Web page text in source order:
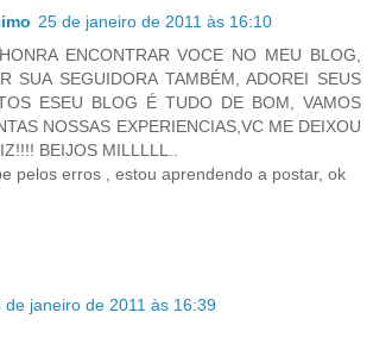
25 de janeiro de 2011 às 16:10
ENCONTRAR VOCE NO MEU BLOG,
SUA SEGUIDORA TAMBÉM, ADOREI SEUS
ESEU BLOG É TUDO DE BOM, VAMOS
NOSSAS EXPERIENCIAS,VC ME DEIXOU
BEIJOS MILLLLL..
pelos erros , estou aprendendo a postar, ok
de janeiro de 2011 às 16:39